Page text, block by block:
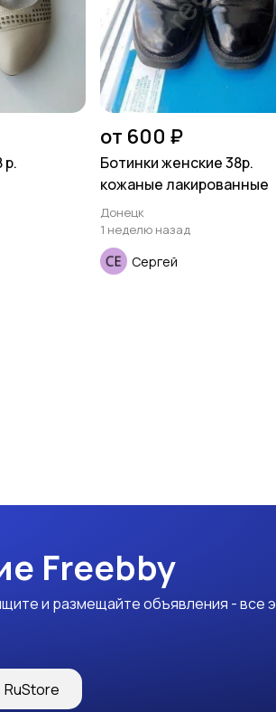
р.
от 600 ₽
Ботинки женские 38р.
кожаные лакированные
Донецк
1 неделю назад
Сергей
Freebby
и размещайте объявления - все
RuStore